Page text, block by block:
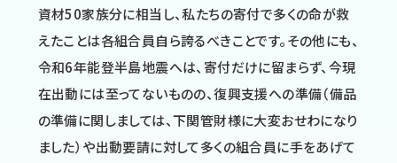
資材50家族分に相当し、私たちの寄付で多くの命が救
えたことは各組合員自ら誇るべきことです。その他にも、
令和6年能登半島地震へは、寄付だけに留まらず、今現
在出動には至ってないものの、復興支援への準備（備品
の準備に関しましては、下関管財様に大変おせわになり
ました）や出動要請に対して多くの組合員に手をあげて